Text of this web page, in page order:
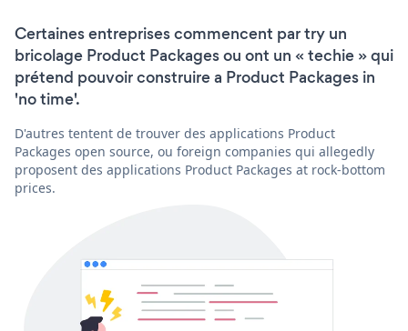
Certaines entreprises commencent par try un
bricolage Product Packages ou ont un « techie » qui
prétend pouvoir construire a Product Packages in
'no time'.
D'autres tentent de trouver des applications Product
Packages open source, ou foreign companies qui allegedly
proposent des applications Product Packages at rock-bottom
prices.